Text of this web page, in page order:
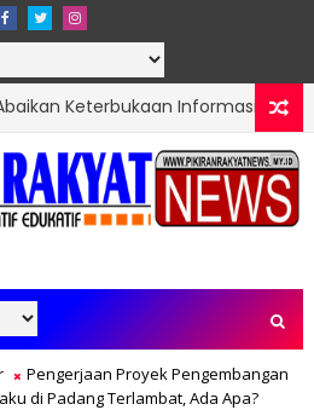
Informasi Publik, Pembangunan
Pengerjaan Proyek Pengembangan
di Padang Terlambat, Ada Apa?